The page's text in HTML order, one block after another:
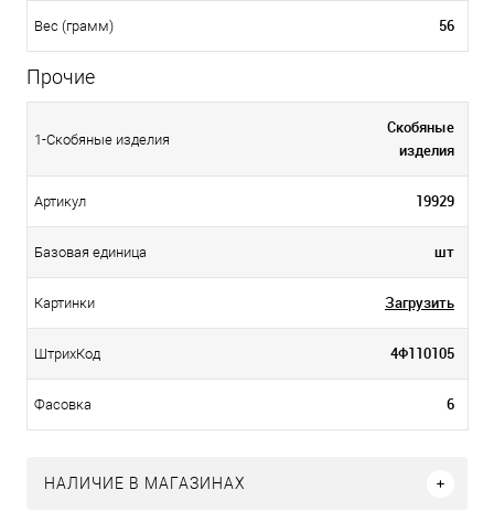
Вес (грамм) 56
Прочие
1-Скобяные изделия
Скобяные
изделия
Артикул 19929
Базовая единица шт
Картинки Загрузить
ШтрихКод 4Ф110105
Фасовка 6
НАЛИЧИЕ В МАГАЗИНАХ